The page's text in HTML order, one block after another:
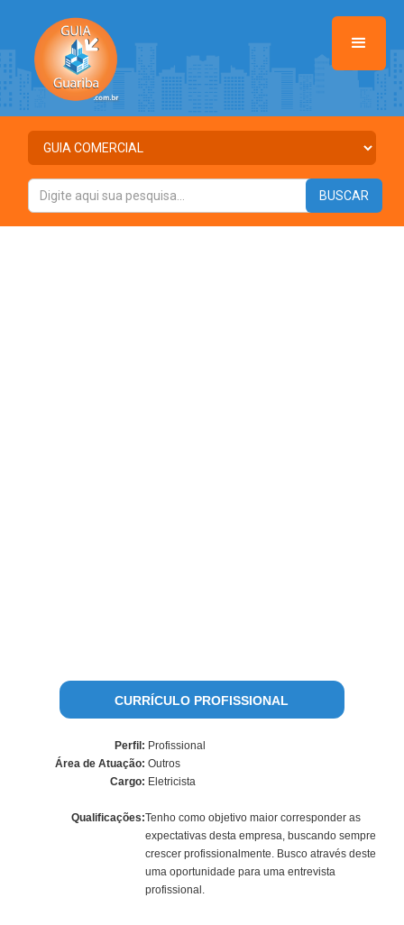
CURRÍCULO PROFISSIONAL
Perfil: Profissional
Área de Atuação: Outros
Cargo: Eletricista
Qualificações:Tenho como objetivo maior corresponder as
expectativas desta empresa, buscando sempre
crescer profissionalmente. Busco através deste
uma oportunidade para uma entrevista
profissional.